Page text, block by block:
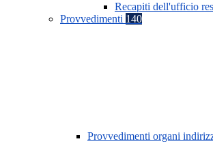
Recapiti dell'ufficio
Provvedimenti 140
Provvedimenti organi